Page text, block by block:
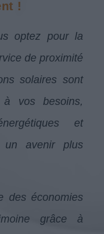
!
optez pour la
de proximité
solaires sont
à vos besoins,
et
un avenir plus
des économies
grâce à